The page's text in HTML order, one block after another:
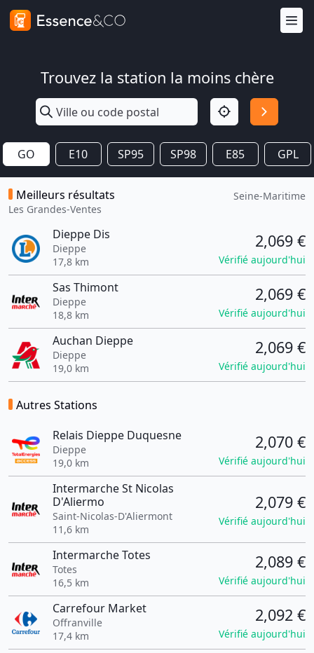
Trouvez la station la moins chère
GO E10 SP95 SP98 E85 GPL
Meilleurs résultats
Les Grandes-Ventes
Seine-Maritime
Dieppe Dis
Dieppe
17,8 km
2,069 €
Vérifié aujourd'hui
Sas Thimont
Dieppe
18,8 km
2,069 €
Vérifié aujourd'hui
Auchan Dieppe
Dieppe
19,0 km
2,069 €
Vérifié aujourd'hui
Autres Stations
Relais Dieppe Duquesne
Dieppe
19,0 km
2,070 €
Vérifié aujourd'hui
Intermarche St Nicolas
D'Aliermo
Saint-Nicolas-D'Aliermont
11,6 km
2,079 €
Vérifié aujourd'hui
Intermarche Totes
Totes
16,5 km
2,089 €
Vérifié aujourd'hui
Carrefour Market
Offranville
17,4 km
2,092 €
Vérifié aujourd'hui